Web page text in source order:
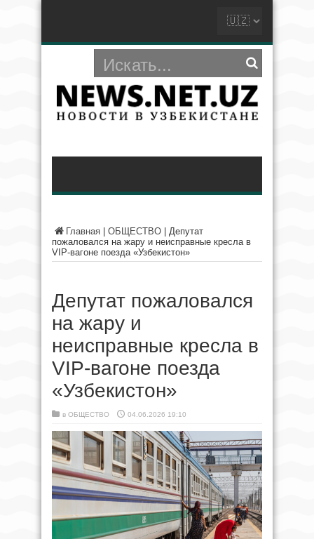
Главная ОБЩЕСТВО
Депутат
пожаловался на жару и неисправные кресла в
VIP-вагоне поезда «Узбекистон»
Депутат пожаловался
на жару и
неисправные кресла в
VIP-вагоне поезда
«Узбекистон»
в ОБЩЕСТВО 04.06.2026 19:10